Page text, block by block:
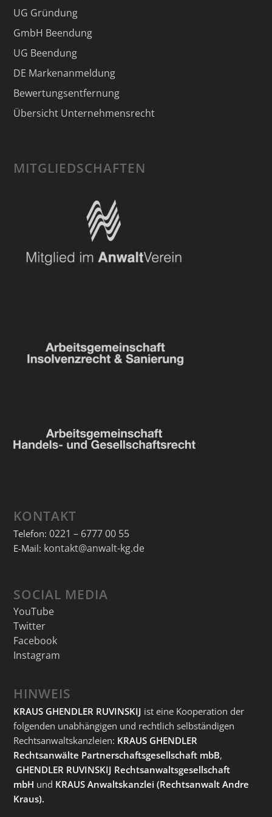
UG Gründung
GmbH Beendung
UG Beendung
DE Markenanmeldung
Bewertungsentfernung
Übersicht Unternehmensrecht
MITGLIEDSCHAFTEN
KONTAKT
Telefon: 0221 – 6777 00 55
E-Mail: kontakt@anwalt-kg.de
SOCIAL MEDIA
YouTube
Twitter
Facebook
Instagram
HINWEIS
KRAUS GHENDLER RUVINSKIJ ist eine Kooperation der
folgenden unabhängigen und rechtlich selbständigen
Rechtsanwaltskanzleien: KRAUS GHENDLER
Rechtsanwälte Partnerschaftsgesellschaft mbB,
GHENDLER RUVINSKIJ Rechtsanwaltsgesellschaft
mbH und KRAUS Anwaltskanzlei (Rechtsanwalt Andre
Kraus).